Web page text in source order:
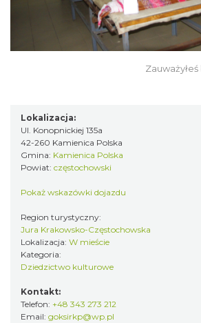
Lokalizacja:
Ul. Konopnickiej 135a
42-260 Kamienica Polska
Gmina: Kamienica Polska
Powiat: częstochowski
Pokaż wskazówki dojazdu
Region turystyczny:
Jura Krakowsko-Częstochowska
Lokalizacja: W mieście
Kategoria:
Dziedzictwo kulturowe
Kontakt:
Telefon: +48 343 273 212
Email: goksirkp@wp.pl